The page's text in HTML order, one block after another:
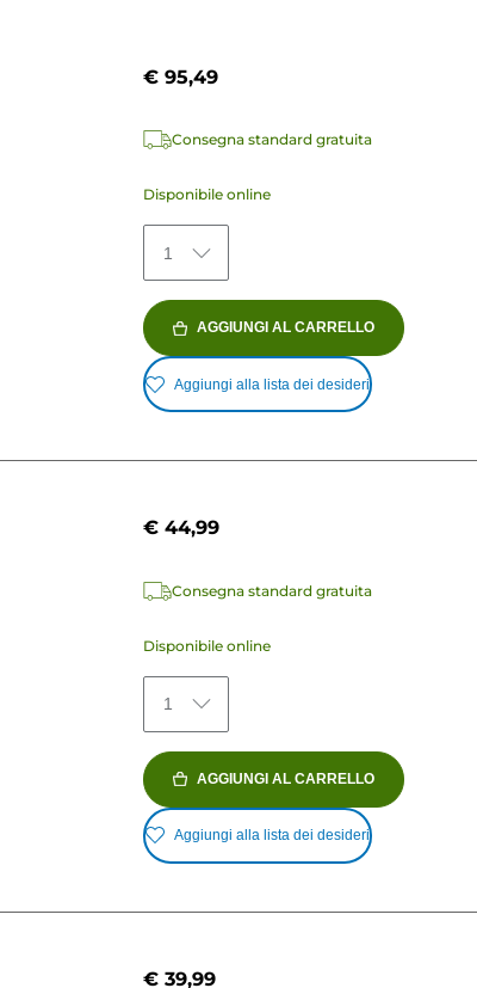
€ 95,49
Consegna standard gratuita
Disponibile online
1
AGGIUNGI AL CARRELLO
Aggiungi alla lista dei desideri
€ 44,99
Consegna standard gratuita
Disponibile online
1
AGGIUNGI AL CARRELLO
Aggiungi alla lista dei desideri
€ 39,99